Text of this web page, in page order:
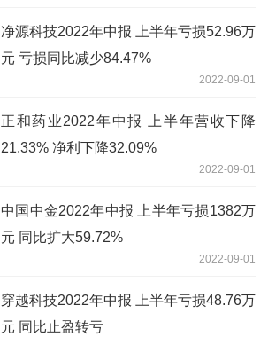
净源科技2022年中报 上半年亏损52.96万
元 亏损同比减少84.47%
2022-09-01
正和药业2022年中报 上半年营收下降
21.33% 净利下降32.09%
2022-09-01
中国中金2022年中报 上半年亏损1382万
元 同比扩大59.72%
2022-09-01
穿越科技2022年中报 上半年亏损48.76万
元 同比止盈转亏